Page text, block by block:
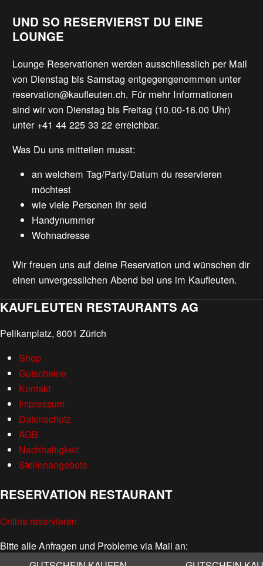
UND SO RESERVIERST DU EINE
LOUNGE
Lounge Reservationen werden ausschliesslich per Mail
von Dienstag bis Samstag entgegengenommen unter
reservation@kaufleuten.ch. Für mehr Informationen
sind wir von Dienstag bis Freitag (10.00-16.00 Uhr)
unter +41 44 225 33 22 erreichbar.
Was Du uns mitteilen musst:
an welchem Tag/Party/Datum du reservieren
möchtest
wie viele Personen ihr seid
Handynummer
Wohnadresse
Wir freuen uns auf deine Reservation und wünschen dir
einen unvergesslichen Abend bei uns im Kaufleuten.
KAUFLEUTEN RESTAURANTS AG
Pelikanplatz, 8001 Zürich
Shop
Gutscheine
Kontakt
Impressum
Datenschutz
AGB
Nachhaltigkeit
Stellenangebote
RESERVATION RESTAURANT
Online reservieren
Bitte alle Anfragen und Probleme via Mail an:
info@kaufleuten.ch